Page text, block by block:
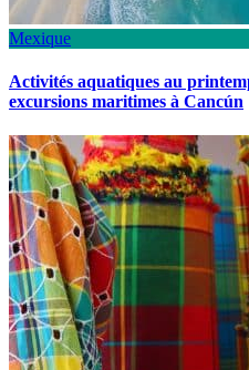
Mexique
Activités aquatiques au
excursions maritimes à Cancún